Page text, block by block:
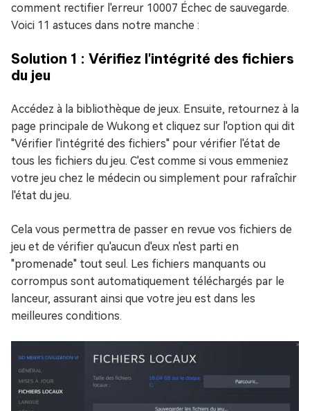
comment rectifier l'erreur 10007 Échec de sauvegarde.
Voici 11 astuces dans notre manche :
Solution 1 : Vérifiez l'intégrité des fichiers
du jeu
Accédez à la bibliothèque de jeux. Ensuite, retournez à la
page principale de Wukong et cliquez sur l'option qui dit
"Vérifier l'intégrité des fichiers" pour vérifier l'état de
tous les fichiers du jeu. C'est comme si vous emmeniez
votre jeu chez le médecin ou simplement pour rafraîchir
l'état du jeu.
Cela vous permettra de passer en revue vos fichiers de
jeu et de vérifier qu'aucun d'eux n'est parti en
"promenade" tout seul. Les fichiers manquants ou
corrompus sont automatiquement téléchargés par le
lanceur, assurant ainsi que votre jeu est dans les
meilleures conditions.